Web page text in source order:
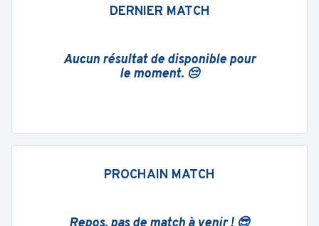
DERNIER MATCH
Aucun résultat de disponible pour
le moment. 😔
PROCHAIN MATCH